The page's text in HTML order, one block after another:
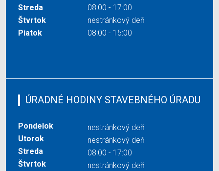
Streda
08:00 - 17:00
Štvrtok
nestránkový deň
Piatok
08:00 - 15:00
ÚRADNÉ HODINY STAVEBNÉHO ÚRADU
Pondelok
nestránkový deň
Utorok
nestránkový deň
Streda
08:00 - 17:00
Štvrtok
nestránkový deň